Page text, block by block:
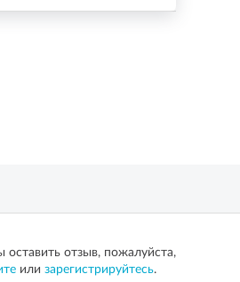
оставить отзыв, пожалуйста,
или зарегистрируйтесь.